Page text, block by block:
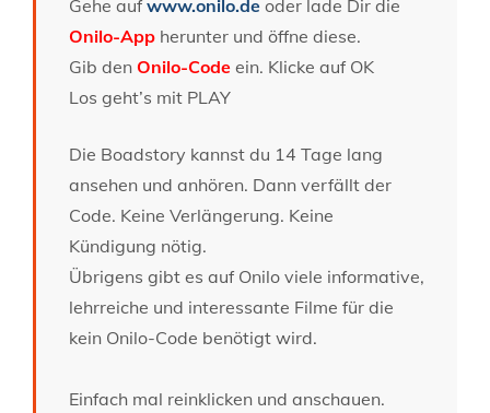
Gehe aufwww.onilo.de oder lade Dir die
Onilo-App herunter und öffne diese.
Gib den Onilo-Code ein. Klicke auf OK
Los geht’s mit PLAY
Die Boadstory kannst du 14 Tage lang
ansehen und anhören. Dann verfällt der
Code. Keine Verlängerung. Keine
Kündigung nötig.
Übrigens gibt es auf Onilo viele informative,
lehrreiche und interessante Filme für die
kein Onilo-Code benötigt wird.
Einfach mal reinklicken und anschauen.